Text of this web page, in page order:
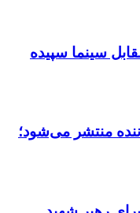
سینما سپیده
با صدای ۷ خواننده منتشر می‌شود؛